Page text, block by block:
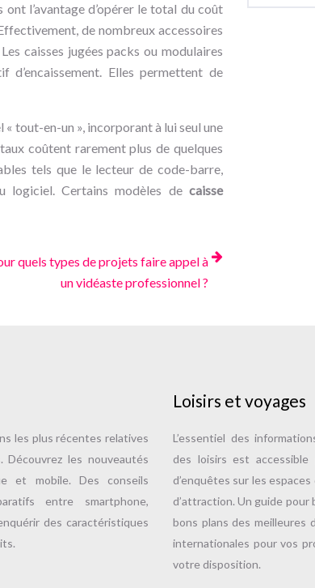
l’avantage d’opérer le total du coût
de nombreux accessoires
caisses jugées packs ou modulaires
Elles permettent de
tout-en-un », incorporant à lui seul une
coûtent rarement plus de quelques
tels que le lecteur de code-barre,
logiciel. Certains modèles de caisse
quels types de projets faire appel à
un vidéaste professionnel ?
les plus récentes relatives
Découvrez les nouveautés
et mobile. Des conseils
entre smartphone,
des caractéristiques
Loisirs et voyages
L’essentiel des
des loisirs est
d’enquêtes sur les
d’attraction. Un guide pour
bons plans des meilleures
internationales pour vos
votre disposition.